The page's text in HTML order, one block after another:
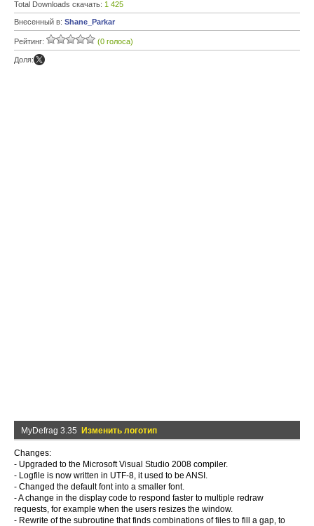
Total Downloads скачать: 1 425
Внесенный в: Shane_Parkar
Рейтинг: (0 голоса)
Доля:
MyDefrag 3.35 Изменить логотип
Changes:
- Upgraded to the Microsoft Visual Studio 2008 compiler.
- Logfile is now written in UTF-8, it used to be ANSI.
- Changed the default font into a smaller font.
- A change in the display code to respond faster to multiple redraw
requests, for example when the users resizes the window.
- Rewrite of the subroutine that finds combinations of files to fill a gap, to